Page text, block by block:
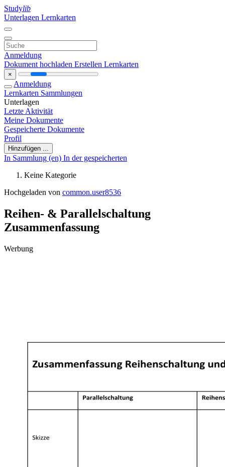
Studylib
Unterlagen Lernkarten
Anmeldung
Dokument hochladen Erstellen Lernkarten
×
Anmeldung
Lernkarten Sammlungen
Unterlagen
Letzte Aktivität
Meine Dokumente
Gespeicherte Dokumente
Profil
Hinzufügen ...
In Sammlung (en) In der gespeicherten
Keine Kategorie
Hochgeladen von common.user8536
Reihen- & Parallelschaltung
Zusammenfassung
Werbung